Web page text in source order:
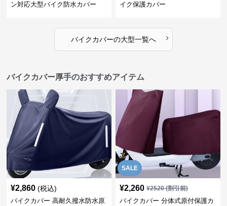
ン対応大型バイク防水カバー
イク保護カバー
バイクカバーの大型一覧へ ›
バイクカバー厚手のおすすめアイテム
¥2,860 (税込)
バイクカバー 高耐久撥水防水原
SALE
¥2,260 ¥2520(割引前)
バイクカバー 分体式原付保護カ